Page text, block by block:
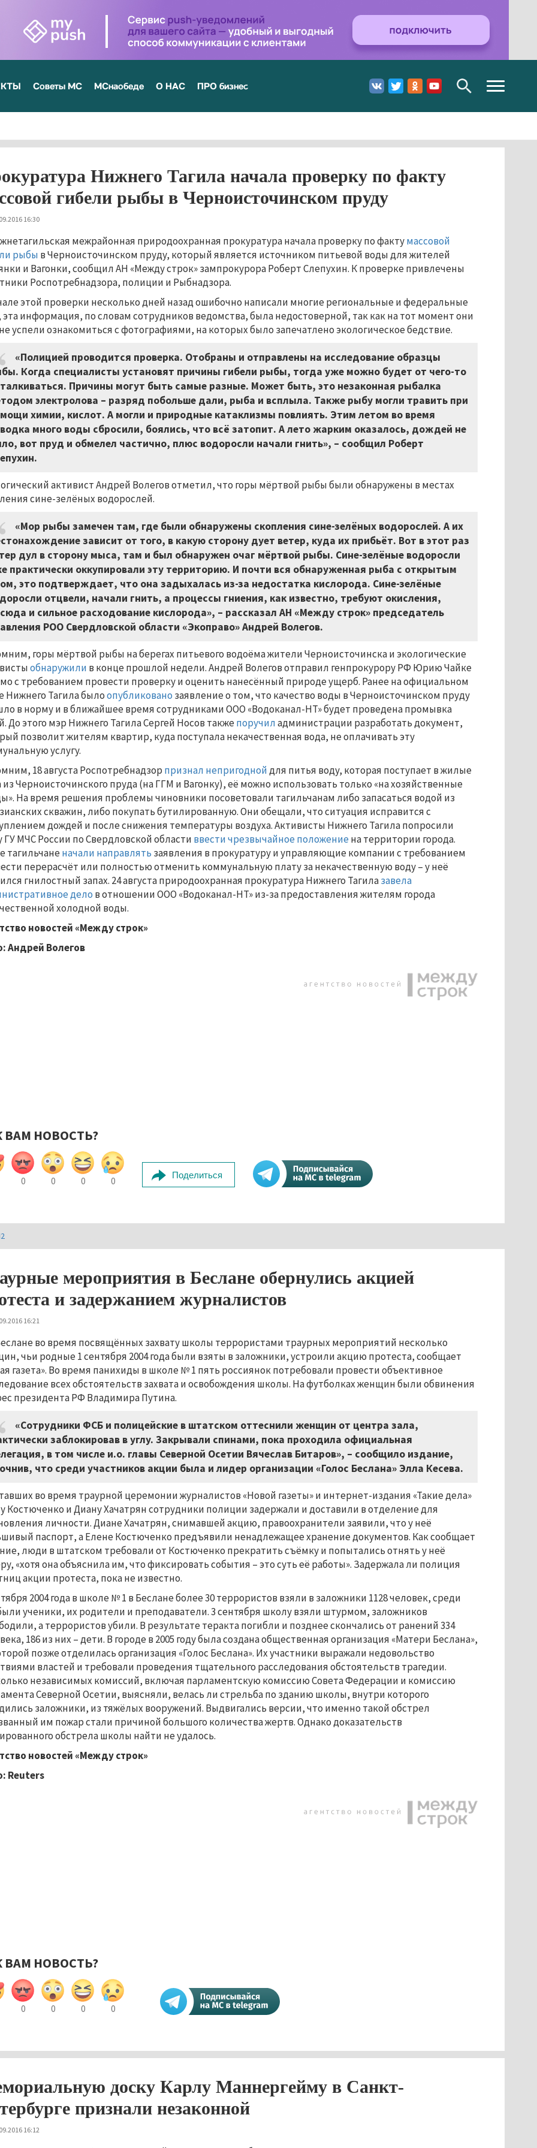
Советы МС МСнаобеде О НАС ПРО бизнес
Toggle
navigation
Нижнего Тагила начала проверку по факту
гибели рыбы в Черноисточинском пруду
16:30
межрайонная природоохранная прокуратура начала проверку по фактумассовой
рыбы в Черноисточинском пруду, который является источником питьевой воды для жителей
и Вагонки, сообщил АН «Между строк» зампрокурора Роберт Слепухин. К проверке привлечены
Роспотребнадзора, полиции и Рыбнадзора.
этой проверки несколько дней назад ошибочно написали многие региональные и федеральные
информация, по словам сотрудников ведомства, была недостоверной, так как на тот момент они
успели ознакомиться с фотографиями, на которых было запечатлено экологическое бедствие.
«Полицией проводится проверка. Отобраны и отправлены на исследование образцы
Когда специалисты установят причины гибели рыбы, тогда уже можно будет от чего-то
Причины могут быть самые разные. Может быть, это незаконная рыбалка
электролова – разряд побольше дали, рыба и всплыла. Также рыбу могли травить при
химии, кислот. А могли и природные катаклизмы повлиять. Этим летом во время
много воды сбросили, боялись, что всё затопит. А лето жарким оказалось, дождей не
вот пруд и обмелел частично, плюс водоросли начали гнить», – сообщил Роберт
активист Андрей Волегов отметил, что горы мёртвой рыбы были обнаружены в местах
сине-зелёных водорослей.
«Мор рыбы замечен там, где были обнаружены скопления сине-зелёных водорослей. А их
зависит от того, в какую сторону дует ветер, куда их прибьёт. Вот в этот раз
дул в сторону мыса, там и был обнаружен очаг мёртвой рыбы. Сине-зелёные водоросли
практически оккупировали эту территорию. И почти вся обнаруженная рыба с открытым
это подтверждает, что она задыхалась из-за недостатка кислорода. Сине-зелёные
отцвели, начали гнить, а процессы гниения, как известно, требуют окисления,
и сильное расходование кислорода», – рассказал АН «Между строк» председатель
РОО Свердловской области «Экоправо» Андрей Волегов.
горы мёртвой рыбы на берегах питьевого водоёма жители Черноисточинска и экологические
обнаружили в конце прошлой недели. Андрей Волегов отправил генпрокурору РФ Юрию Чайке
с требованием провести проверку и оценить нанесённый природе ущерб. Ранее на официальном
Нижнего Тагила былоопубликовано заявление о том, что качество воды в Черноисточинском пруду
в норму и в ближайшее время сотрудниками ООО «Водоканал-НТ» будет проведена промывка
До этого мэр Нижнего Тагила Сергей Носов также поручиладминистрации разработать документ,
позволит жителям квартир, куда поступала некачественная вода, не оплачивать эту
услугу.
18 августа Роспотребнадзор признал непригоднойдля питья воду, которая поступает в жилые
Черноисточинского пруда (на ГГМ и Вагонку), её можно использовать только «на хозяйственные
На время решения проблемы чиновники посоветовали тагильчанам либо запасаться водой из
скважин, либо покупать бутилированную. Они обещали, что ситуация исправится с
дождей и после снижения температуры воздуха. Активисты Нижнего Тагила попросили
ГУ МЧС России по Свердловской области ввести чрезвычайное положение на территории города.
тагильчане начали направлять заявления в прокуратуру и управляющие компании с требованием
перерасчёт или полностью отменить коммунальную плату за некачественную воду – у неё
гнилостный запах. 24 августа природоохранная прокуратура Нижнего Тагилазавела
дело в отношении ООО «Водоканал-НТ» из-за предоставления жителям города
холодной воды.
новостей «Между строк»
Андрей Волегов
ВАМ НОВОСТЬ?
0 0 0 0
Поделиться
мероприятия в Беслане обернулись акцией
и задержанием журналистов
16:21
во время посвящённых захвату школы террористами траурных мероприятий несколько
чьи родные 1 сентября 2004 года были взяты в заложники, устроили акцию протеста, сообщает
газета». Во время панихиды в школе № 1 пять россиянок потребовали провести объективное
всех обстоятельств захвата и освобождения школы. На футболках женщин были обвинения
президента РФ Владимира Путина.
«Сотрудники ФСБ и полицейские в штатском оттеснили женщин от центра зала,
заблокировав в углу. Закрывали спинами, пока проходила официальная
в том числе и.о. главы Северной Осетии Вячеслав Битаров», – сообщило издание,
что среди участников акции была и лидер организации «Голос Беслана» Элла Кесева.
во время траурной церемонии журналистов «Новой газеты» и интернет-издания «Такие дела»
Костюченко и Диану Хачатрян сотрудники полиции задержали и доставили в отделение для
личности. Диане Хачатрян, снимавшей акцию, правоохранители заявили, что у неё
паспорт, а Елене Костюченко предъявили ненадлежащее хранение документов. Как сообщает
люди в штатском требовали от Костюченко прекратить съёмку и попытались отнять у неё
«хотя она объяснила им, что фиксировать события – это суть её работы». Задержала ли полиция
акции протеста, пока не известно.
2004 года в школе № 1 в Беслане более 30 террористов взяли в заложники 1128 человек, среди
ученики, их родители и преподаватели. 3 сентября школу взяли штурмом, заложников
а террористов убили. В результате теракта погибли и позднее скончались от ранений 334
186 из них – дети. В городе в 2005 году была создана общественная организация «Матери Беслана»,
позже отделилась организация «Голос Беслана». Их участники выражали недовольство
властей и требовали проведения тщательного расследования обстоятельств трагедии.
независимых комиссий, включая парламентскую комиссию Совета Федерации и комиссию
Северной Осетии, выясняли, велась ли стрельба по зданию школы, внутри которого
заложники, из тяжёлых вооружений. Выдвигались версии, что именно такой обстрел
им пожар стали причиной большого количества жертв. Однако доказательств
обстрела школы найти не удалось.
новостей «Между строк»
Reuters
ВАМ НОВОСТЬ?
0 0 0 0
доску Карлу Маннергейму в Санкт-
признали незаконной
16:12